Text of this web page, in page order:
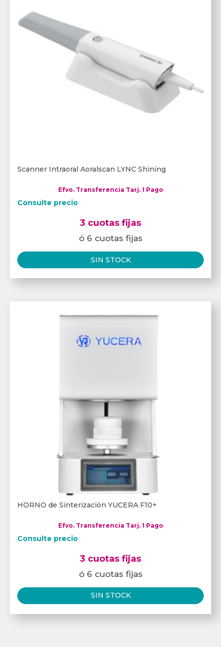
Scanner Intraoral Aoralscan LYNC Shining
Efvo. Transferencia Tarj. 1 Pago
Consulte precio
3 cuotas fijas
ó 6 cuotas fijas
SIN STOCK
HORNO de Sinterización YUCERA F10+
Efvo. Transferencia Tarj. 1 Pago
Consulte precio
3 cuotas fijas
ó 6 cuotas fijas
SIN STOCK